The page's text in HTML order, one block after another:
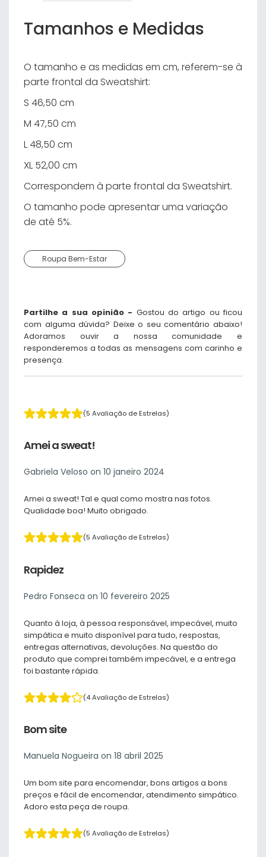
Tamanhos e Medidas
O tamanho e as medidas em cm, referem-se à
parte frontal da Sweatshirt:
S 46,50 cm
M 47,50 cm
L 48,50 cm
XL 52,00 cm
Correspondem à parte frontal da Sweatshirt.
O tamanho pode apresentar uma variação
de até 5%.
Roupa Bem-Estar
Partilhe a sua opinião - Gostou do artigo ou ficou
com alguma dúvida? Deixe o seu comentário abaixo!
Adoramos ouvir a nossa comunidade e
responderemos a todas as mensagens com carinho e
presença.
(5 Avaliação de Estrelas)
Amei a sweat!
Gabriela Veloso on 10 janeiro 2024
Amei a sweat! Tal e qual como mostra nas fotos.
Qualidade boa! Muito obrigado.
(5 Avaliação de Estrelas)
Rapidez
Pedro Fonseca on 10 fevereiro 2025
Quanto à loja, à pessoa responsável, impecável, muito
simpática e muito disponível para tudo, respostas,
entregas alternativas, devoluções. Na questão do
produto que comprei também impecável, e a entrega
foi bastante rápida.
(4 Avaliação de Estrelas)
Bom site
Manuela Nogueira on 18 abril 2025
Um bom site para encomendar, bons artigos a bons
preços e fácil de encomendar, atendimento simpático.
Adoro esta peça de roupa.
(5 Avaliação de Estrelas)